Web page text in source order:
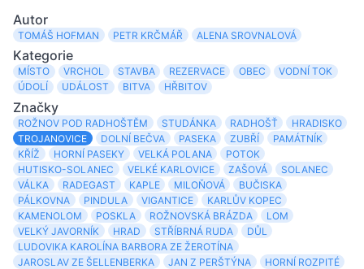
Autor
TOMÁŠ HOFMAN PETR KRČMÁŘ ALENA SROVNALOVÁ
Kategorie
MÍSTO VRCHOL STAVBA REZERVACE OBEC
VODNÍ TOK
ÚDOLÍ
UDÁLOST BITVA HŘBITOV
Značky
ROŽNOV POD RADHOŠTĚM STUDÁNKA RADHOŠŤ
HRADISKO
TROJANOVICE
DOLNÍ BEČVA PASEKA ZUBŘÍ
PAMÁTNÍK
KŘÍŽ
HORNÍ PASEKY VELKÁ POLANA
POTOK
HUTISKO-SOLANEC
VELKÉ KARLOVICE ZAŠOVÁ
SOLANEC
VÁLKA
RADEGAST KAPLE MILOŇOVÁ
BUČISKA
PÁLKOVNA
PINDULA VIGANTICE
KARLŮV KOPEC
KAMENOLOM
POSKLA ROŽNOVSKÁ BRÁZDA
LOM
VELKÝ JAVORNÍK
HRAD STŘÍBRNÁ RUDA
DŮL
LUDOVIKA KAROLÍNA BARBORA ZE ŽEROTÍNA
JAROSLAV ZE ŠELLENBERKA
JAN Z PERŠTÝNA
HORNÍ ROZPITÉ